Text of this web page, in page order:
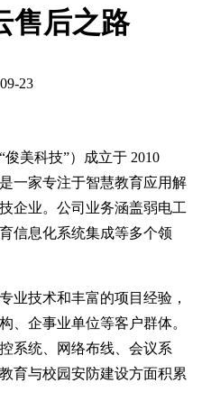
售后之路
23
“俊美科技”）成立于 2010
一家专注于智慧教育应用解
企业。公司业务涵盖弱电工
信息化系统集成等多个领
业技术和丰富的项目经验，
、企事业单位等客户群体。
系统、网络布线、会议系
育与校园安防建设方面积累